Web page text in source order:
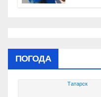
ПОГОДА
Татарск